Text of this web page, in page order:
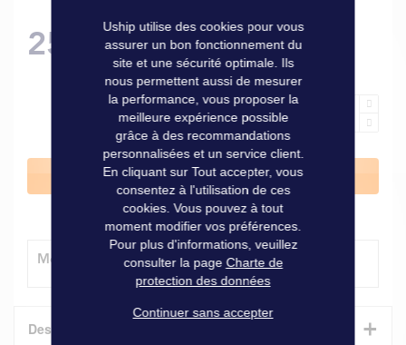
25,50 €
Ajouter au panier
Modes de livraison
Description +
Uship utilise des cookies pour vous
assurer un bon fonctionnement du
site et une sécurité optimale. Ils
nous permettent aussi de mesurer
la performance, vous proposer la
meilleure expérience possible
grâce à des recommandations
personnalisées et un service client.
En cliquant sur Tout accepter, vous
consentez à l'utilisation de ces
cookies. Vous pouvez à tout
moment modifier vos préférences.
Pour plus d'informations, veuillez
consulter la page Charte de
protection des données
Continuer sans accepter